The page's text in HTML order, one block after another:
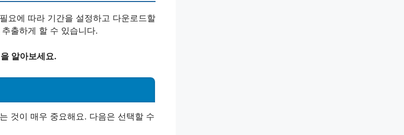
요에 따라 기간을 설정하고 다운로드할
출하게 할 수 있습니다.
알아보세요.
것이 매우 중요해요. 다음은 선택할 수